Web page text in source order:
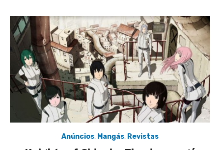
Anúncios, Mangás, Revistas